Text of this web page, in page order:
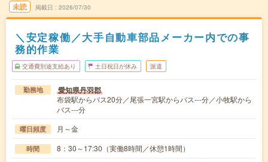
未読 掲載日 2026/07/30
＼安定稼働／大手自動車部品メーカー内での事
務的作業
交通費別途支給あり 土日祝日が休み 派遣
勤務地 愛知県丹羽郡
布袋駅からバス20分／尾張一宮駅からバス---分／小牧駅から
バス---分
曜日頻度 月～金
時間 8：30～17:30（実働8時間／休憩1時間）